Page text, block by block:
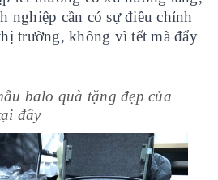
nghiệp cần có sự điều chỉnh
trường, không vì tết mà đẩy
balo quà tặng đẹp của
đây